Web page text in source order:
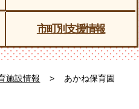
市町別支援情報
施設情報 > あかね保育園